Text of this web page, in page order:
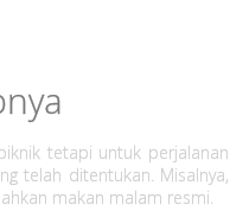
tetapi untuk perjalanan
telah ditentukan. Misalnya,
makan malam resmi.